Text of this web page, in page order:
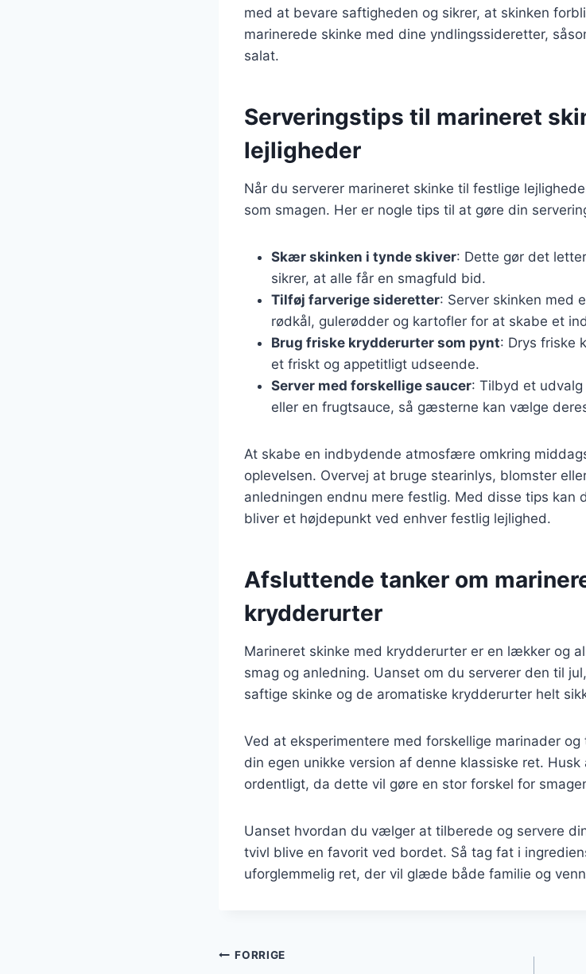
med at bevare saftigheden og sikrer, at skinken
marinerede skinke med dine yndlingssideretter,
salat.
Serveringstips til marineret
lejligheder
Når du serverer marineret skinke til festlige
som smagen. Her er nogle tips til at gøre din
Skær skinken i tynde skiver: Dette gør det
sikrer, at alle får en smagfuld bid.
Tilføj farverige sideretter: Server skinken med
rødkål, gulerødder og kartofler for at skabe et
Brug friske krydderurter som pynt: Drys friske
et friskt og appetitligt udseende.
Server med forskellige saucer: Tilbyd et
eller en frugtsauce, så gæsterne kan vælge
At skabe en indbydende atmosfære omkring
oplevelsen. Overvej at bruge stearinlys, blomster
anledningen endnu mere festlig. Med disse tips kan
bliver et højdepunkt ved enhver festlig lejlighed.
Afsluttende tanker om
krydderurter
Marineret skinke med krydderurter er en lækker og
smag og anledning. Uanset om du serverer den til
saftige skinke og de aromatiske krydderurter helt
Ved at eksperimentere med forskellige marinader
din egen unikke version af denne klassiske ret.
ordentligt, da dette vil gøre en stor forskel for
Uanset hvordan du vælger at tilberede og servere
tvivl blive en favorit ved bordet. Så tag fat i
uforglemmelig ret, der vil glæde både familie og
Indlægsnavigation
FORRIGE